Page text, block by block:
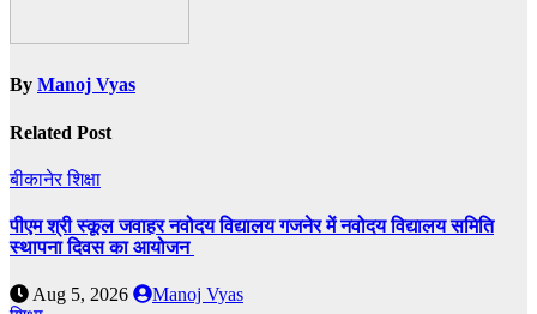
By Manoj Vyas
Related Post
बीकानेरशिक्षा
पीएम श्री स्कूल जवाहर नवोदय विद्यालय गजनेर में नवोदय विद्यालय समिति
स्थापना दिवस का आयोजन
Aug 5, 2026
Manoj Vyas